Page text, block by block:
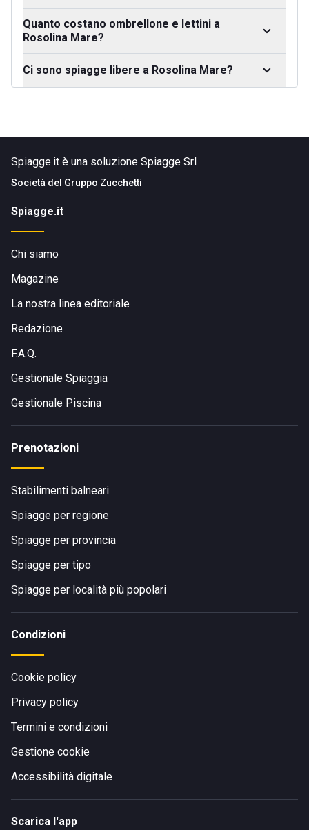
Quanto costano ombrellone e lettini a
Rosolina Mare?
Ci sono spiagge libere a Rosolina Mare?
Spiagge.it è una soluzione Spiagge Srl
Società del Gruppo Zucchetti
Spiagge.it
Chi siamo
Magazine
La nostra linea editoriale
Redazione
F.A.Q.
Gestionale Spiaggia
Gestionale Piscina
Prenotazioni
Stabilimenti balneari
Spiagge per regione
Spiagge per provincia
Spiagge per tipo
Spiagge per località più popolari
Condizioni
Cookie policy
Privacy policy
Termini e condizioni
Gestione cookie
Accessibilità digitale
Scarica l'app